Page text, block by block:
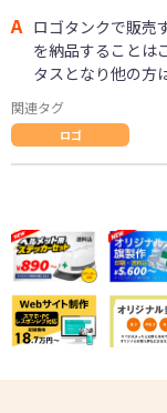
A ロゴタンクで販売
を納品することは
タスとなり他の方
関連タグ
ロゴ